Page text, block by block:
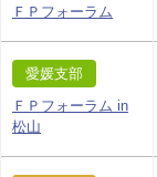
ＦＰフォーラム
愛媛支部
ＦＰフォーラム in
松山